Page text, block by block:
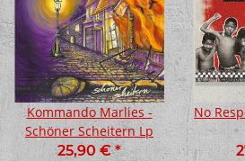
Kommando Marlies -
Schöner Scheitern Lp
25,90 €*
No